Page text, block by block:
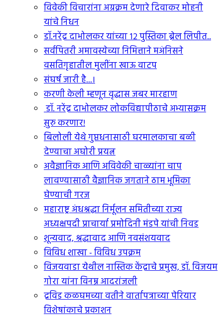
विवेकी विचारांना अग्रक्रम देणारे दिवाकर मोहनी
यांचे निधन
डॉ.नरेंद्र दाभोलकर यांच्या १२ पुस्तिका ब्रेल लिपीत..
सर्वपितरी अमावस्येच्या निमित्ताने मअंनिसने
वसतिगृहातील मुलींना खाऊ वाटप
संघर्ष जारी है...।
करणी केली म्हणून वृद्धास जबर मारहाण
डॉ. नरेंद्र दाभोलकर लोकविद्यापीठाचे अभ्यासक्रम
सुरु करणार!
बिलोली येथे गुप्तधनासाठी घरमालकाचा बळी
देण्याचा अघोरी प्रयत्न
अवैज्ञानिक आणि अविवेकी चाळ्यांना चाप
लावण्यासाठी वैज्ञानिक जगताने ठाम भूमिका
घेण्याची गरज
महाराष्ट्र अंधश्रद्धा निर्मूलन समितीच्या राज्य
अध्यक्षपदी प्राचार्या प्रमोदिनी मंडपे यांची निवड
शून्यवाद, श्रद्धावाद आणि नवसंशयवाद
विविध शाखा - विविध उपक्रम
विजयवाडा येथील नास्तिक केंद्राचे प्रमुख, डॉ. विजयम
गोरा यांना विनम्र आदरांजली
द्रविड कळघमच्या वतीने वार्तापत्राच्या पेरियार
विशेषांकाचे प्रकाशन